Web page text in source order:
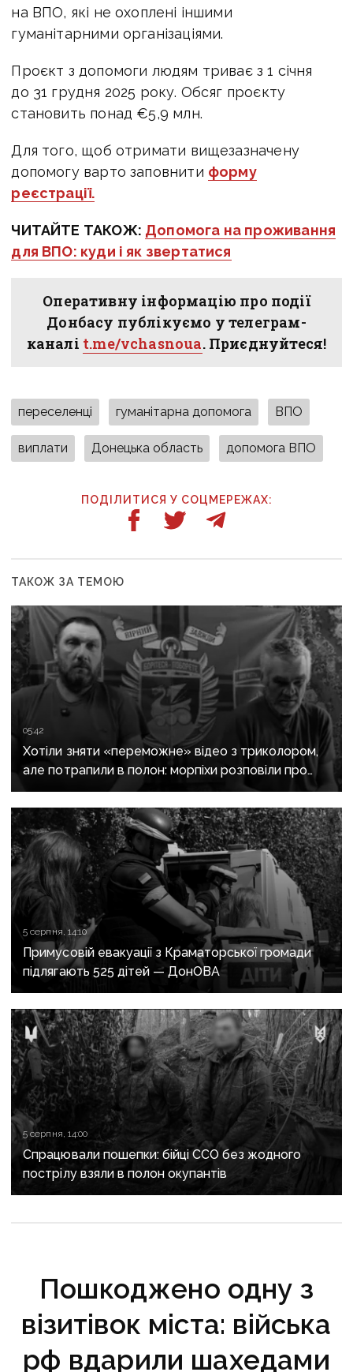
на ВПО, які не охоплені іншими
гуманітарними організаціями.
Проєкт з допомоги людям триває з 1 січня
до 31 грудня 2025 року. Обсяг проєкту
становить понад €5,9 млн.
Для того, щоб отримати вищезазначену
допомогу варто заповнити форму
реєстрації.
ЧИТАЙТЕ ТАКОЖ: Допомога на проживання
для ВПО: куди і як звертатися
Оперативну інформацію про події
Донбасу публікуємо у телеграм-
каналі t.me/vchasnoua. Приєднуйтеся!
переселенці гуманітарна допомога ВПО
виплати Донецька область допомога ВПО
ПОДІЛИТИСЯ У СОЦМЕРЕЖАХ:
ТАКОЖ ЗА ТЕМОЮ
05:42
Хотіли зняти «переможне» відео з триколором,
але потрапили в полон: морпіхи розповіли про
провалену ІПСО росіян на Донеччині
5 серпня, 14:10
Примусовій евакуації з Краматорської громади
підлягають 525 дітей — ДонОВА
5 серпня, 14:00
Спрацювали пошепки: бійці ССО без жодного
пострілу взяли в полон окупантів
Пошкоджено одну з
візитівок міста: війська
рф вдарили шахедами